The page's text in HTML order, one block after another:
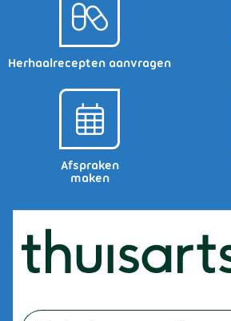
Herhaalrecepten aanvragen
Afspraken
maken